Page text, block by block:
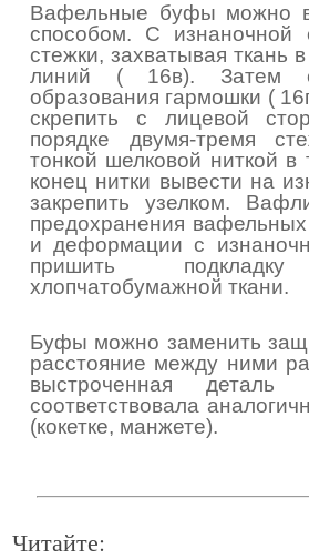
Вафельные буфы можно
способом. С изнаночной
стежки, захватывая ткань
линий ( 16в). Затем
образования гармошки (
скрепить с лицевой
порядке двумя-тремя
тонкой шелковой ниткой в
конец нитки вывести на
закрепить узелком.
предохранения
и деформации с
пришить
хлопчатобумажной ткани.
Буфы можно заменить
расстояние между ними
выстроченная
соответствовала
(кокетке, манжете).
Читайте: